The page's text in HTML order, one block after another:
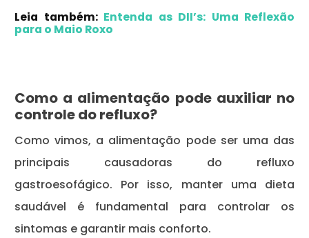
Leia também: Entenda as DII’s: Uma Reflexão
para o Maio Roxo
Como a alimentação pode auxiliar no
controle do refluxo?
Como vimos, a alimentação pode ser uma das
principais causadoras do refluxo
gastroesofágico. Por isso, manter uma dieta
saudável é fundamental para controlar os
sintomas e garantir mais conforto.